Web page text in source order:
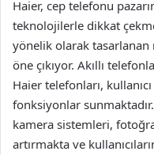
Haier, cep telefonu
teknolojilerle dikkat
yönelik olarak
öne çıkıyor. Akıllı
Haier telefonları,
fonksiyonlar
kamera sistemleri,
artırmakta ve